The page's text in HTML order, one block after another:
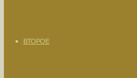
ВТОРОЕ